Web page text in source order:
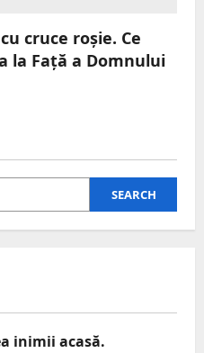
cruce roșie. Ce
la Față a Domnului
SEARCH
inimii acasă.